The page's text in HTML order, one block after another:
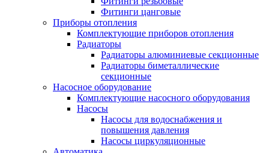
Фитинги цанговые
Приборы отопления
Комплектующие приборов отопления
Радиаторы
Радиаторы алюминиевые секционные
Радиаторы биметаллические
секционные
Насосное оборудование
Комплектующие насосного оборудования
Насосы
Насосы для водоснабжения и
повышения давления
Насосы циркуляционные